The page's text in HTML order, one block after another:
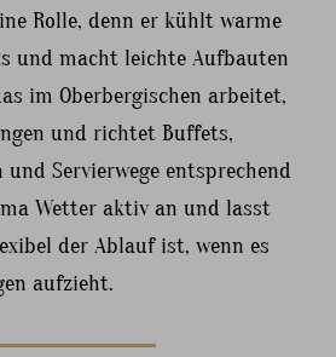
Rolle, denn er kühlt warme
und macht leichte Aufbauten
im Oberbergischen arbeitet,
und richtet Buffets,
Servierwege entsprechend
Wetter aktiv an und lasst
der Ablauf ist, wenn es
aufzieht.